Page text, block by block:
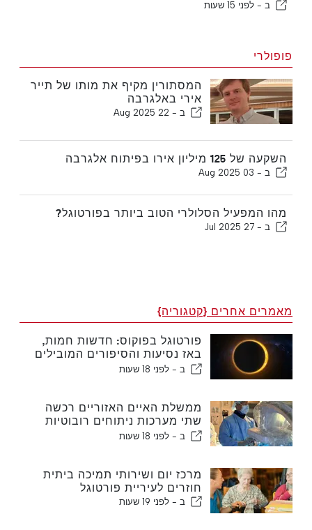
ב - לפני 15 שעות
פופולרי
המסתורין מקיף את מותו של תייר
אירי באלגרבה
ב - 22 Aug 2025
השקעה של 125 מיליון אירו בפיתוח אלגרבה
ב - 03 Aug 2025
מהו המפעיל הסלולרי הטוב ביותר בפורטוגל?
ב - 27 Jul 2025
מאמרים אחרים {קטגוריה}
פורטוגל בפוקוס: חדשות חמות,
באז נסיעות והסיפורים המובילים
שעולים לכותרות
ב - לפני 18 שעות
ממשלת האיים האזוריים רכשה
שתי מערכות ניתוחים רובוטיות
חדשות
ב - לפני 18 שעות
מרכז יום ושירותי תמיכה ביתית
חוזרים לעיריית פורטוגל
ב - לפני 19 שעות